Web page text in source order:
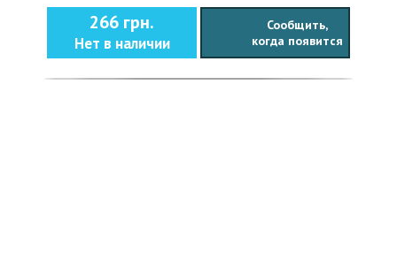
266 грн.
Нет в наличии
Сообщить,
когда появится